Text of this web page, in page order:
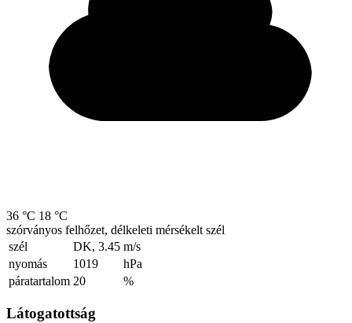
36 °C 18 °C
szórványos felhőzet, délkeleti mérsékelt szél
szél
DK, 3.45 m/s
nyomás
1019
hPa
páratartalom 20 %
Látogatottság